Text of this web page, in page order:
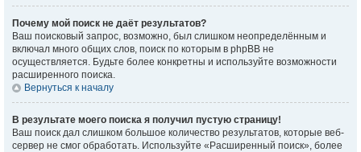
Почему мой поиск не даёт результатов?
Ваш поисковый запрос, возможно, был слишком неопределённым и
включал много общих слов, поиск по которым в phpBB не
осуществляется. Будьте более конкретны и используйте возможности
расширенного поиска.
Вернуться к началу
В результате моего поиска я получил пустую страницу!
Ваш поиск дал слишком большое количество результатов, которые веб-
сервер не смог обработать. Используйте «Расширенный поиск», более